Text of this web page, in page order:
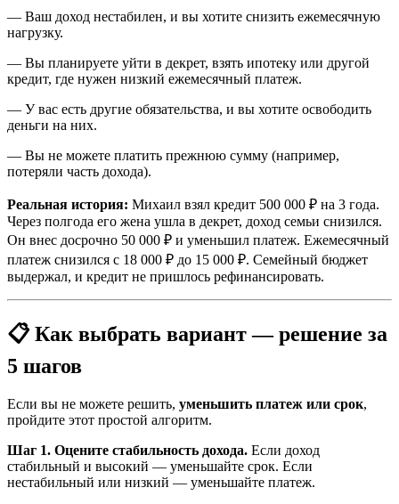
— Ваш доход нестабилен, и вы хотите снизить ежемесячную
нагрузку.
— Вы планируете уйти в декрет, взять ипотеку или другой
кредит, где нужен низкий ежемесячный платеж.
— У вас есть другие обязательства, и вы хотите освободить
деньги на них.
— Вы не можете платить прежнюю сумму (например,
потеряли часть дохода).
Реальная история: Михаил взял кредит 500 000 ₽ на 3 года.
Через полгода его жена ушла в декрет, доход семьи снизился.
Он внес досрочно 50 000 ₽ и уменьшил платеж. Ежемесячный
платеж снизился с 18 000 ₽ до 15 000 ₽. Семейный бюджет
выдержал, и кредит не пришлось рефинансировать.
📋 Как выбрать вариант — решение за
5 шагов
Если вы не можете решить, уменьшить платеж или срок,
пройдите этот простой алгоритм.
Шаг 1. Оцените стабильность дохода. Если доход
стабильный и высокий — уменьшайте срок. Если
нестабильный или низкий — уменьшайте платеж.